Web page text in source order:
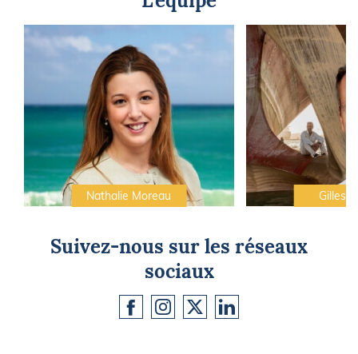
Nathalie Moreau Gilles
Suivez-nous sur les réseaux
sociaux